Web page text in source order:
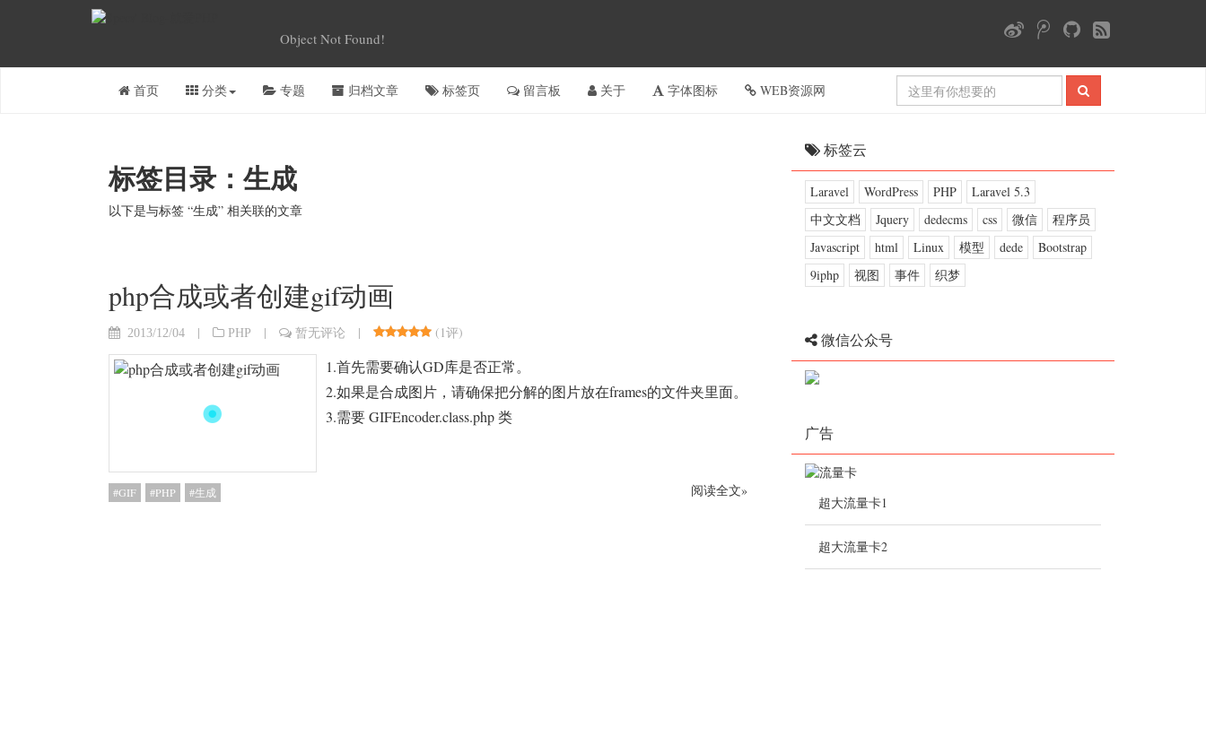
Object Not Found!
首页 分类 专题 归档文章 标签页 留言板 关于 字体图标 WEB资源网
标签目录：生成
以下是与标签 “生成” 相关联的文章
php合成或者创建gif动画
2013/12/04 | PHP | 暂无评论 | (1评)
1.首先需要确认GD库是否正常。
2.如果是合成图片，请确保把分解的图片放在frames的文件夹里面。
3.需要 GIFEncoder.class.php 类
GIF PHP 生成 阅读全文»
标签云
Laravel WordPress PHP
Laravel 5.3
中文文档
Jquery dedecms css 微信
程序员
Javascript
html Linux 模型 dede
Bootstrap
9iphp
视图 事件 织梦
微信公众号
广告
超大流量卡1
超大流量卡2